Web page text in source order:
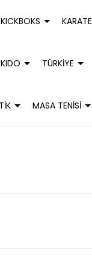
KICKBOKS KARATE
TÜRKİYE
MASA TENİSİ